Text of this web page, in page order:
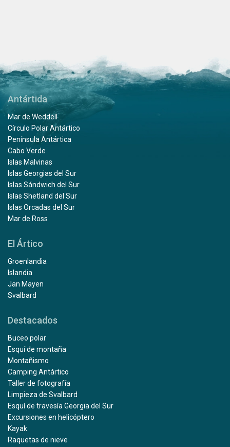
Antártida
Mar de Weddell
Círculo Polar Antártico
Península Antártica
Cabo Verde
Islas Malvinas
Islas Georgias del Sur
Islas Sándwich del Sur
Islas Shetland del Sur
Islas Orcadas del Sur
Mar de Ross
El Ártico
Groenlandia
Islandia
Jan Mayen
Svalbard
Destacados
Buceo polar
Esquí de montaña
Montañismo
Camping Antártico
Taller de fotografía
Limpieza de Svalbard
Esquí de travesía Georgia del Sur
Excursiones en helicóptero
Kayak
Raquetas de nieve